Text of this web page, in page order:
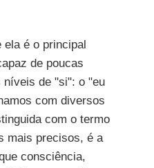
ela é o principal
de poucas
níveis de "si": o "eu
com diversos
com o termo
mais precisos, é a
consciência,